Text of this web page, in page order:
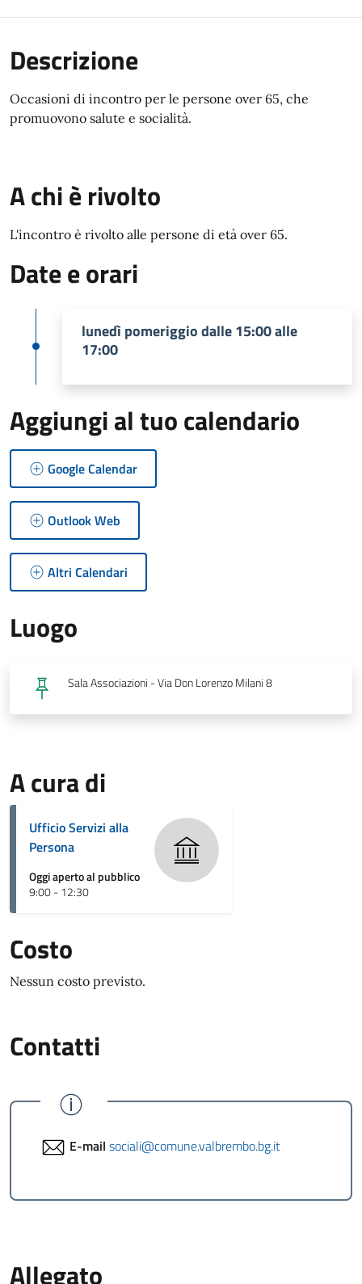
Descrizione
Occasioni di incontro per le persone over 65, che
promuovono salute e socialità.
A chi è rivolto
L'incontro è rivolto alle persone di età over 65.
Date e orari
lunedì pomeriggio dalle 15:00 alle
17:00
Aggiungi al tuo calendario
Google Calendar
Outlook Web
Altri Calendari
Luogo
Sala Associazioni - Via Don Lorenzo Milani 8
A cura di
Ufficio Servizi alla
Persona
Oggi aperto al pubblico
9:00 - 12:30
Costo
Nessun costo previsto.
Contatti
E-mail sociali@comune.valbrembo.bg.it
Allegato